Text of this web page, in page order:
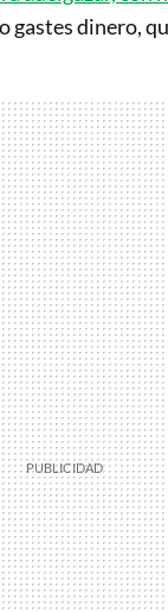
gastes dinero,